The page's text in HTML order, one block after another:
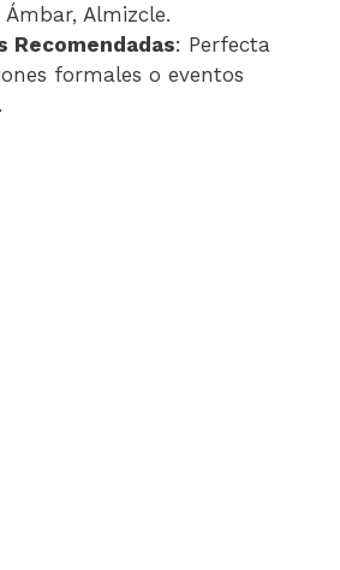
Ámbar, Almizcle.
Recomendadas: Perfecta
formales o eventos